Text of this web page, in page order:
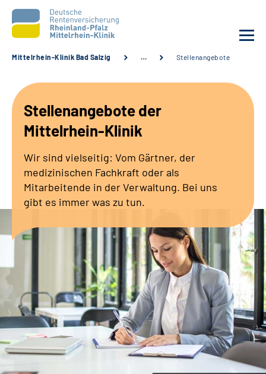
Unsere Angebote
Karriere
Zuweisende &
Leichte Sprache
Gebärdensprache
Mittelrhein-Klinik Bad Salzig … Stellenangebote
Stellenangebote der
Mittelrhein-Klinik
Wir sind vielseitig: Vom Gärtner, der
medizinischen Fachkraft oder als
Mitarbeitende in der Verwaltung. Bei uns
gibt es immer was zu tun.